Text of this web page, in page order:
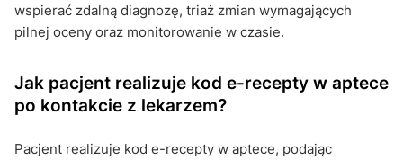
wspierać zdalną diagnozę, triaż zmian wymagających
pilnej oceny oraz monitorowanie w czasie.
Jak pacjent realizuje kod e-recepty w aptece
po kontakcie z lekarzem?
Pacjent realizuje kod e-recepty w aptece, podając